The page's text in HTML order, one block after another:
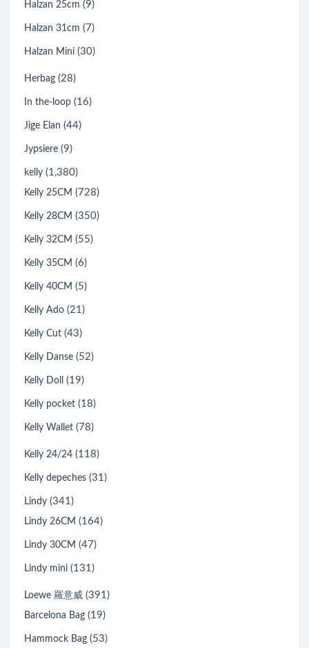
Halzan 25cm (9)
Halzan 31cm (7)
Halzan Mini (30)
Herbag (28)
In the-loop (16)
Jige Elan (44)
Jypsiere (9)
kelly (1,380)
Kelly 25CM (728)
Kelly 28CM (350)
Kelly 32CM (55)
Kelly 35CM (6)
Kelly 40CM (5)
Kelly Ado (21)
Kelly Cut (43)
Kelly Danse (52)
Kelly Doll (19)
Kelly pocket (18)
Kelly Wallet (78)
Kelly 24/24 (118)
Kelly depeches (31)
Lindy (341)
Lindy 26CM (164)
Lindy 30CM (47)
Lindy mini (131)
Loewe 羅意威 (391)
Barcelona Bag (19)
Hammock Bag (53)